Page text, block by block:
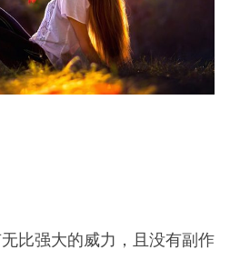
比强大的威力，且没有副作